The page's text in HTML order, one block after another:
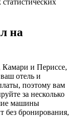
на
и Периссе,
отель и
поэтому вам
за несколько
машины
без бронирования,